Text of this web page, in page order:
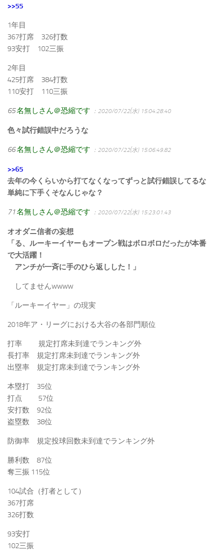
>>55
1年目
367打席 326打数
93安打 102三振
2年目
425打席 384打数
110安打 110三振
65名無しさん＠恐縮です ：2020/07/22(水) 15:04:28.40
色々試行錯誤中だろうな
66名無しさん＠恐縮です ：2020/07/22(水) 15:06:49.82
>>65
去年の今くらいから打てなくなってずっと試行錯誤してるな
単純に下手くそなんじゃな？
71名無しさん＠恐縮です ：2020/07/22(水) 15:23:01.43
オオダニ信者の妄想
「る、ルーキーイヤーもオープン戦はボロボロだったが本番
で大活躍！
アンチが一斉に手のひら返しした！」
してませんwwww
「ルーキーイヤー」の現実
2018年ア・リーグにおける大谷の各部門順位
打率 規定打席未到達でランキング外
長打率 規定打席未到達でランキング外
出塁率 規定打席未到達でランキング外
本塁打 35位
打点 57位
安打数 92位
盗塁数 38位
防御率 規定投球回数未到達でランキング外
勝利数 87位
奪三振 115位
104試合（打者として）
367打席
326打数
93安打
102三振